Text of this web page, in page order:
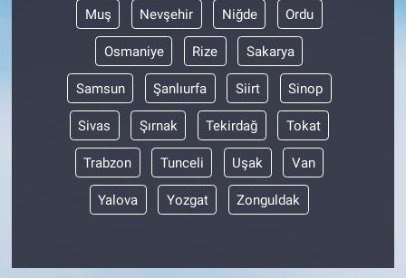
Muş Nevşehir Niğde Ordu
Osmaniye Rize Sakarya
Samsun Şanlıurfa Siirt Sinop
Sivas Şırnak Tekirdağ Tokat
Trabzon Tunceli Uşak Van
Yalova Yozgat Zonguldak